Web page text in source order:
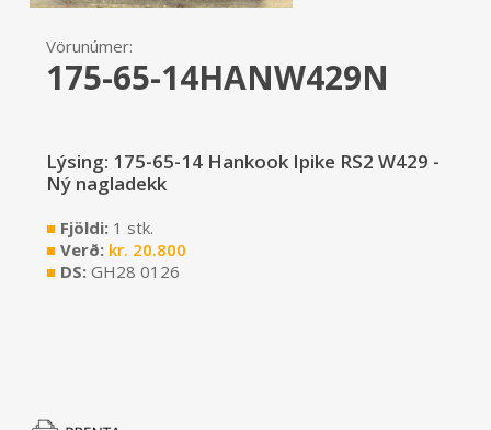
Vörunúmer:
175-65-14HANW429N
Lýsing: 175-65-14 Hankook Ipike RS2 W429 -
Ný nagladekk
■Fjöldi: 1 stk.
■Verð: kr. 20.800
■DS: GH28 0126